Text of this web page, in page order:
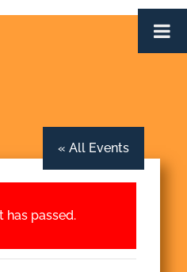
« All Events
has passed.